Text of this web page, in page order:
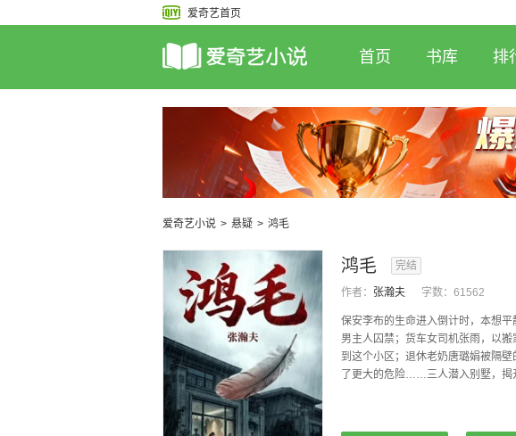
爱奇艺首页
首页 书库 排
爱奇艺小说 > 悬疑 > 鸿毛
鸿毛 完结
作者： 张瀚夫 字数： 61562
保安李布的生命进入倒计时，本想
男主人囚禁；货车女司机张雨，以
到这个小区；退休老奶唐璐娟被隔
了更大的危险……三人潜入别墅，揭